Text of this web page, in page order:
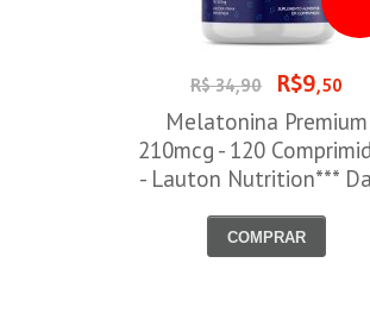
R$ 34,90 R$9,50
Melatonina Premium
210mcg - 120
- Lauton Nutrition***
COMPRAR